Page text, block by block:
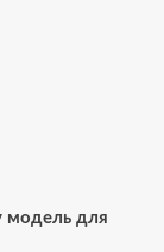
модель для